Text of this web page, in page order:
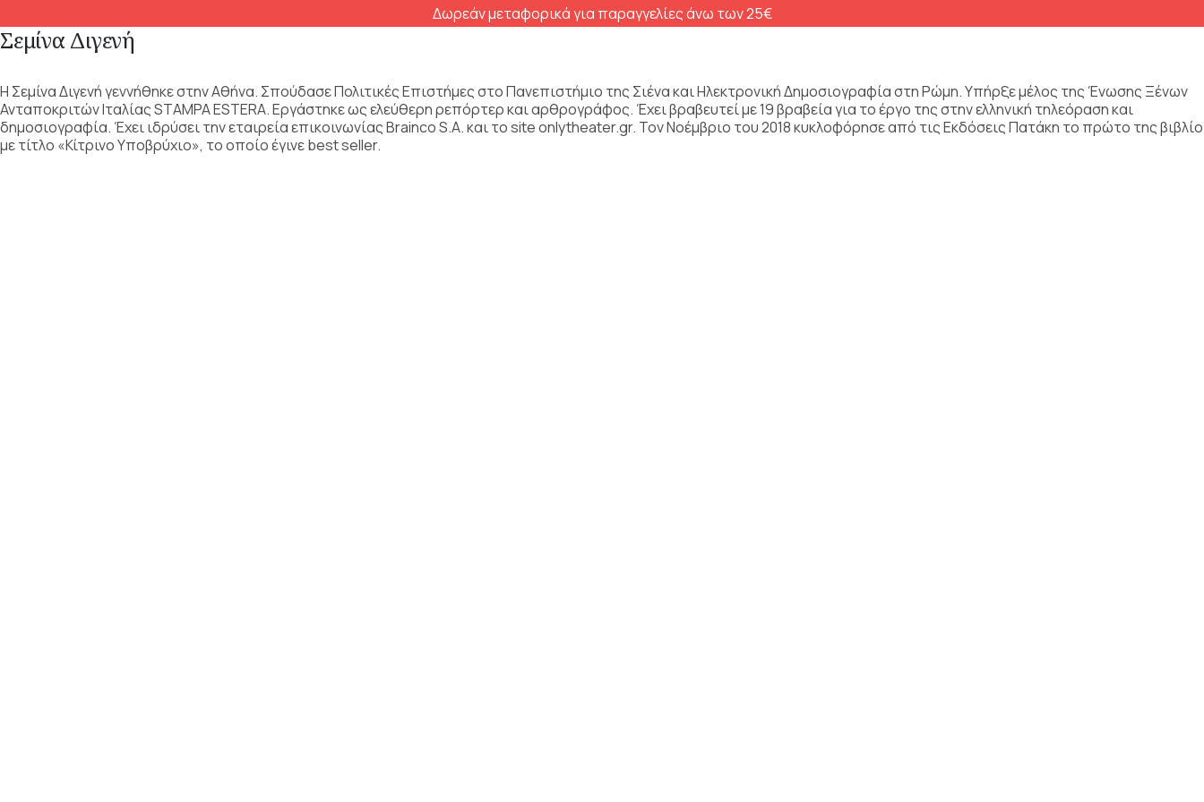
Δωρεάν μεταφορικά για παραγγελίες άνω των 25€
Σεμίνα Διγενή
Η Σεμίνα Διγενή γεννήθηκε στην Αθήνα. Σπούδασε Πολιτικές Επιστήμες στο Πανεπιστήμιο της Σιένα και Ηλεκτρονική Δημοσιογραφία στη Ρώμη. Υπήρξε μέλος της Ένωσης Ξένων
Ανταποκριτών Ιταλίας STAMPA ESTERA. Εργάστηκε ως ελεύθερη ρεπόρτερ και αρθρογράφος. Έχει βραβευτεί με 19 βραβεία για το έργο της στην ελληνική τηλεόραση και
δημοσιογραφία. Έχει ιδρύσει την εταιρεία επικοινωνίας Brainco S.A. και το site onlytheater.gr. Τον Νοέμβριο του 2018 κυκλοφόρησε από τις Εκδόσεις Πατάκη το πρώτο της βιβλίο
με τίτλο «Κίτρινο Υποβρύχιο», το οποίο έγινε best seller.